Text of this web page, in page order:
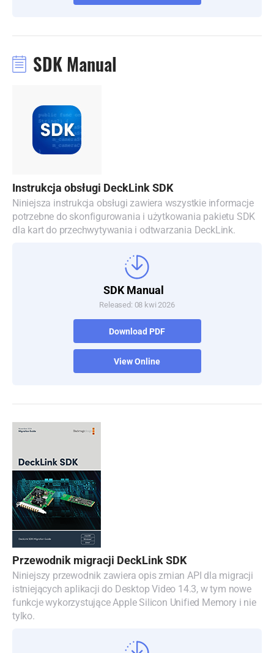
Korea
Malaysia
Netherlands
Norway
Polska
Ukraine
United Kingdom
United States
SDK Manual
Instrukcja obsługi DeckLink SDK
Niniejsza instrukcja obsługi zawiera wszystkie informacje
potrzebne do skonfigurowania i użytkowania pakietu SDK
dla kart do przechwytywania i odtwarzania DeckLink.
SDK Manual
Released: 08 kwi 2026
Download PDF
View Online
Przewodnik migracji DeckLink SDK
Niniejszy przewodnik zawiera opis zmian API dla migracji
istniejących aplikacji do Desktop Video 14.3, w tym nowe
funkcje wykorzystujące Apple Silicon Unified Memory i nie
tylko.